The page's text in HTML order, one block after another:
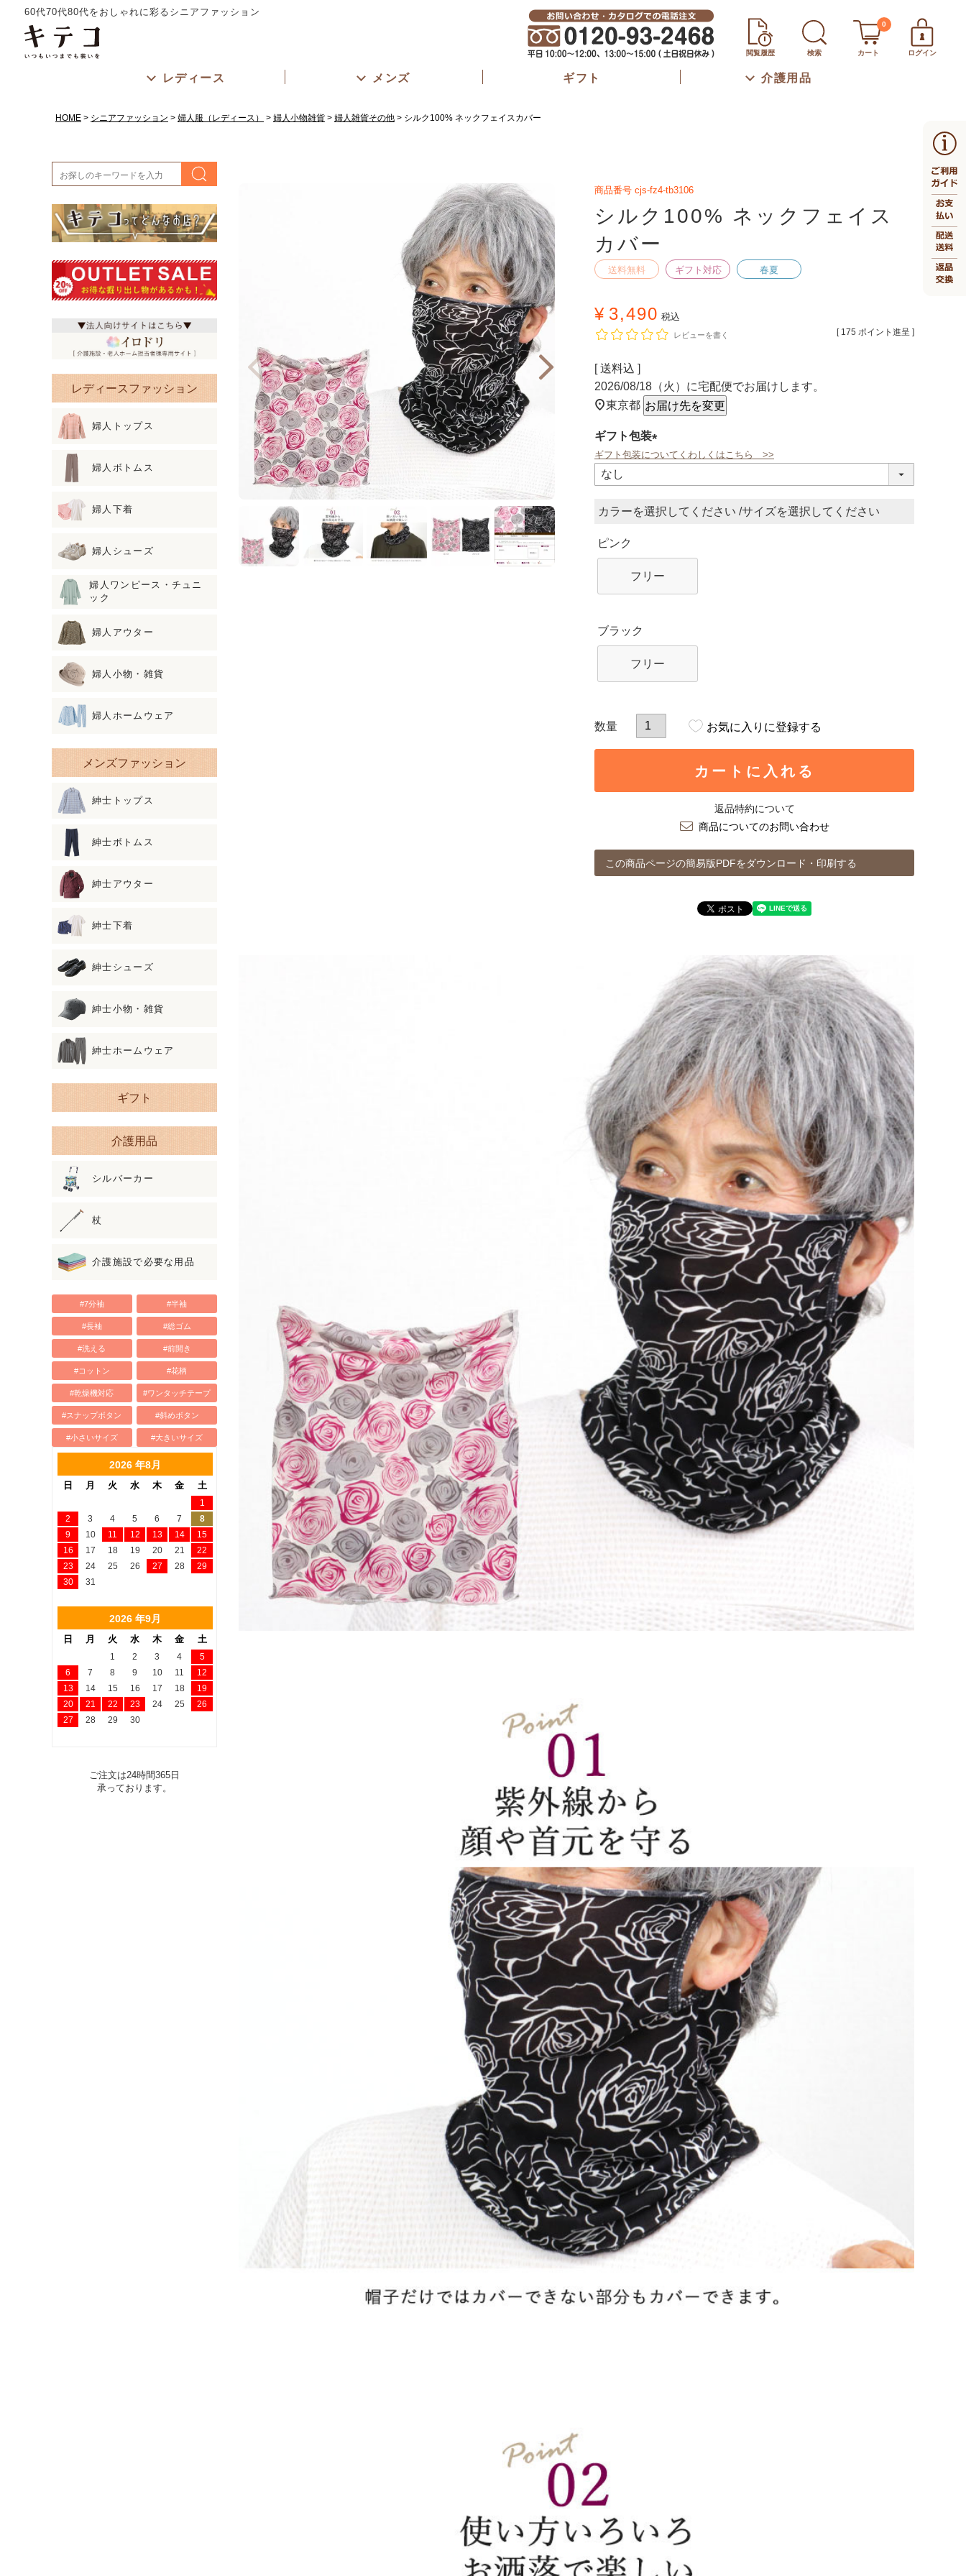
60代70代80代をおしゃれに彩るシニアファッション
閲覧履歴 検索 カート
0
ログイン
レディース メンズ ギフト 介護用品
HOME シニアファッション 婦人服（レディース） 婦人小物雑貨 婦人雑貨その他 シルク100% ネックフェイスカバー
レディースファッション
婦人トップス
婦人ボトムス
婦人下着
婦人シューズ
婦人ワンピース・チュニ
ック
婦人アウター
婦人小物・雑貨
婦人ホームウェア
メンズファッション
紳士トップス
紳士ボトムス
紳士アウター
紳士下着
紳士シューズ
紳士小物・雑貨
紳士ホームウェア
ギフト
介護用品
シルバーカー
杖
介護施設で必要な用品
#7分袖 #半袖
#長袖 #総ゴム
#洗える #前開き
#コットン #花柄
#乾燥機対応 #ワンタッチテープ
#スナップボタン #斜めボタン
#小さいサイズ #大きいサイズ
2026 年8月
日 月 火 水 木 金 土
1
2
3 4 5 6 7
8
9
10 11 12 13 14
15
16
17 18 19 20 21
22
23
24 25 26 27 28
29
30
31
2026 年9月
日 月 火 水 木 金 土
1 2 3 4
5
6
7 8 9 10 11
12
13
14 15 16 17 18
19
20
21 22 23 24 25
26
27
28 29 30
ご注文は24時間365日
承っております。
商品番号 cjs-fz4-tb3106
シルク100% ネックフェイス
カバー
送料無料 ギフト対応 春夏
¥ 3,490 税込
[ 175 ポイント進呈 ]
レビューを書く
送料込
2026/08/18（火） に宅配便でお届けします。
東京都 お届け先を変更
ギフト包装
(必
ギフト包装についてくわしくはこちら >>
カラー サイズ
ピンク
フリー
ブラック
フリー
お気に入りに登録する
カートに入れる
返品特約について
商品についてのお問い合わせ
この商品ページの簡易版PDFをダウンロード・印刷する